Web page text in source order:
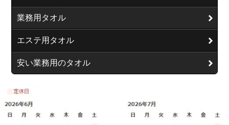
業務用タオル
エステ用タオル
安い業務用のタオル